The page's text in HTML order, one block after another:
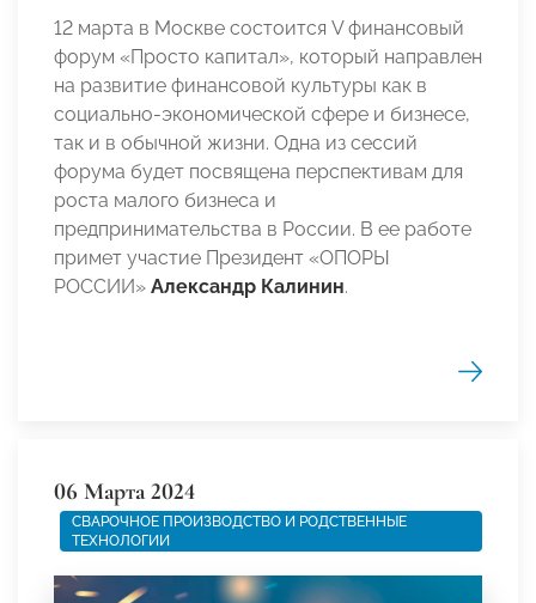
12 марта в Москве состоится V финансовый
форум «Просто капитал», который направлен
на развитие финансовой культуры как в
социально-экономической сфере и бизнесе,
так и в обычной жизни. Одна из сессий
форума будет посвящена перспективам для
роста малого бизнеса и
предпринимательства в России. В ее работе
примет участие Президент «ОПОРЫ
РОССИИ» Александр Калинин.
06 Марта 2024
СВАРОЧНОЕ ПРОИЗВОДСТВО И РОДСТВЕННЫЕ
ТЕХНОЛОГИИ